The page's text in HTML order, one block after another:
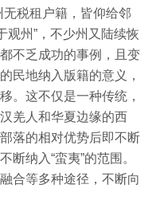
无税租户籍，皆仰给邻
州”， 不少州又陆续恢
不乏成功的事例，且变
民地纳入版籍的意义，
。 这不仅是一种传统，
羌人和华夏边缘的西
落的相对优势后即不断
纳入“蛮夷”的范围。
合等多种途径，不断向